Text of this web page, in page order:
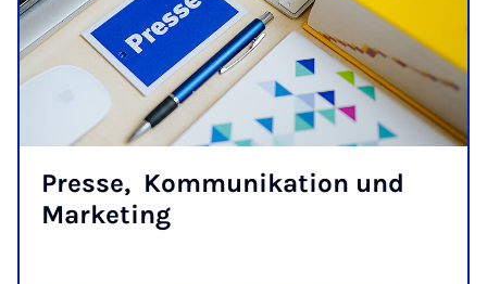
Presse, ­ Kommunikation und
Marketing